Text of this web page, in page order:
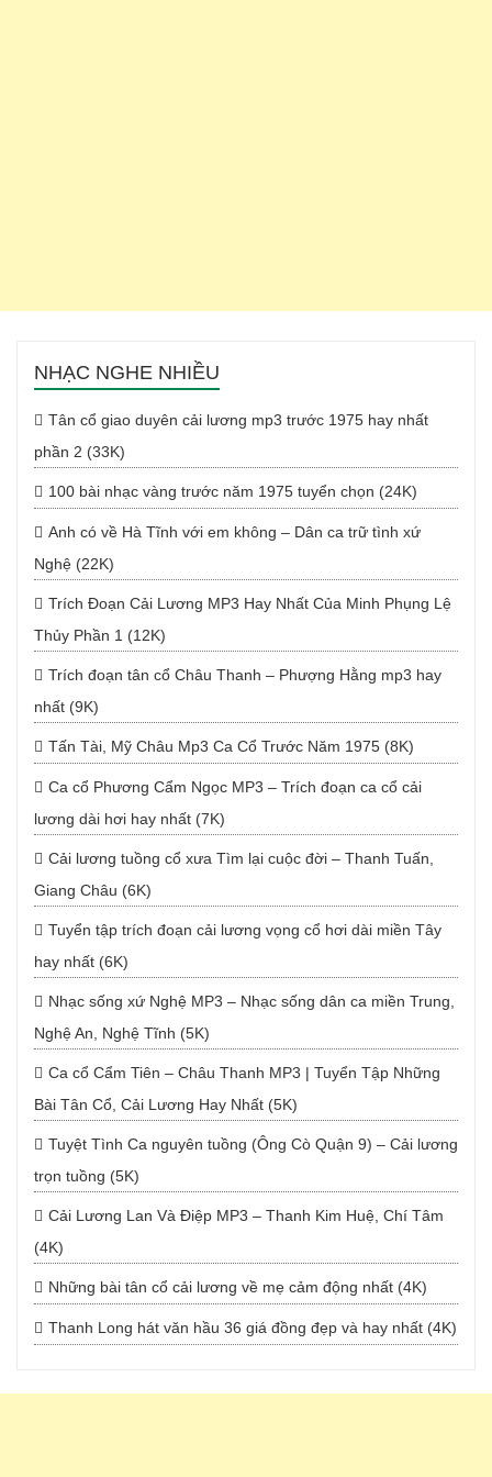
NHẠC NGHE NHIỀU
Tân cổ giao duyên cải lương mp3 trước 1975 hay nhất
phần 2 (33K)
100 bài nhạc vàng trước năm 1975 tuyển chọn (24K)
Anh có về Hà Tĩnh với em không – Dân ca trữ tình xứ
Nghệ (22K)
Trích Đoạn Cải Lương MP3 Hay Nhất Của Minh Phụng Lệ
Thủy Phần 1 (12K)
Trích đoạn tân cổ Châu Thanh – Phượng Hằng mp3 hay
nhất (9K)
Tấn Tài, Mỹ Châu Mp3 Ca Cổ Trước Năm 1975 (8K)
Ca cổ Phương Cẩm Ngọc MP3 – Trích đoạn ca cổ cải
lương dài hơi hay nhất (7K)
Cải lương tuồng cổ xưa Tìm lại cuộc đời – Thanh Tuấn,
Giang Châu (6K)
Tuyển tập trích đoạn cải lương vọng cổ hơi dài miền Tây
hay nhất (6K)
Nhạc sống xứ Nghệ MP3 – Nhạc sống dân ca miền Trung,
Nghệ An, Nghệ Tĩnh (5K)
Ca cổ Cẩm Tiên – Châu Thanh MP3 | Tuyển Tập Những
Bài Tân Cổ, Cải Lương Hay Nhất (5K)
Tuyệt Tình Ca nguyên tuồng (Ông Cò Quận 9) – Cải lương
trọn tuồng (5K)
Cải Lương Lan Và Điệp MP3 – Thanh Kim Huệ, Chí Tâm
(4K)
Những bài tân cổ cải lương về mẹ cảm động nhất (4K)
Thanh Long hát văn hầu 36 giá đồng đẹp và hay nhất (4K)